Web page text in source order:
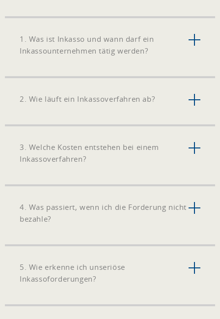
1. Was ist Inkasso und wann darf ein
Inkassounternehmen tätig werden?
2. Wie läuft ein Inkassoverfahren ab?
3. Welche Kosten entstehen bei einem
Inkassoverfahren?
4. Was passiert, wenn ich die Forderung nicht
bezahle?
5. Wie erkenne ich unseriöse
Inkassoforderungen?